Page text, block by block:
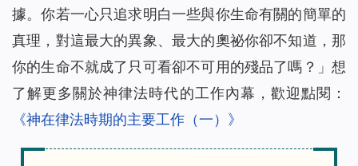
據。你若一心只追求明白一些與你生命有關的簡單的
真理，對這最大的異象、最大的奧祕你卻不知道，那
你的生命不就成了只可看卻不可用的殘品了嗎？」 想
了解更多關於神律法時代的工作內幕，歡迎點閱：
《神在律法時期的主要工作（一）》